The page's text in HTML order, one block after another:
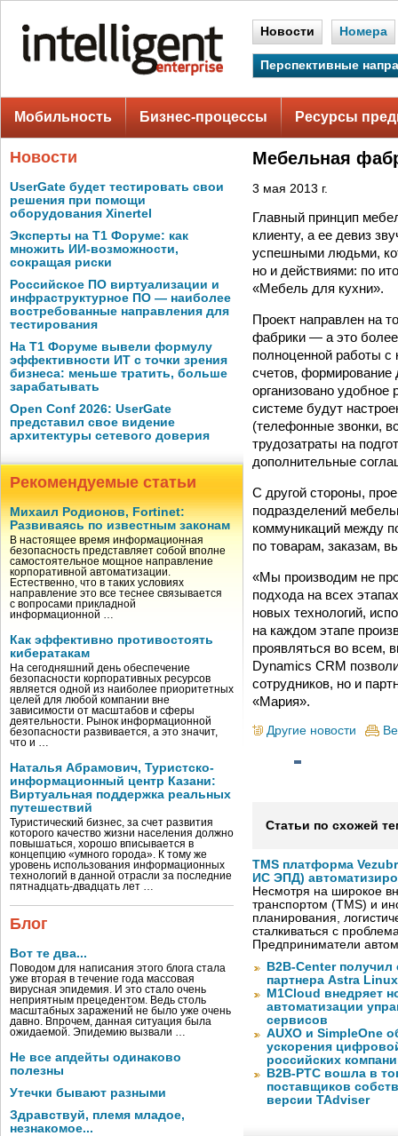
Новости Номера
Перспективные
Мобильность Бизнес-процессы Ресурсы
Новости
UserGate будет тестировать свои
решения при помощи
оборудования Xinertel
Эксперты на Т1 Форуме: как
множить ИИ-возможности,
сокращая риски
Российское ПО виртуализации и
инфраструктурное ПО — наиболее
востребованные направления для
тестирования
На Т1 Форуме вывели формулу
эффективности ИТ с точки зрения
бизнеса: меньше тратить, больше
зарабатывать
Open Conf 2026: UserGate
представил свое видение
архитектуры сетевого доверия
Рекомендуемые статьи
Михаил Родионов, Fortinet:
Развиваясь по известным законам
В настоящее время информационная
безопасность представляет собой вполне
самостоятельное мощное направление
корпоративной автоматизации.
Естественно, что в таких условиях
направление это все теснее связывается
с вопросами прикладной
информационной …
Как эффективно противостоять
кибератакам
На сегодняшний день обеспечение
безопасности корпоративных ресурсов
является одной из наиболее приоритетных
целей для любой компании вне
зависимости от масштабов и сферы
деятельности. Рынок информационной
безопасности развивается, а это значит,
что и …
Наталья Абрамович, Туристско-
информационный центр Казани:
Виртуальная поддержка реальных
путешествий
Туристический бизнес, за счет развития
которого качество жизни населения должно
повышаться, хорошо вписывается в
концепцию «умного города». К тому же
уровень использования информационных
технологий в данной отрасли за последние
пятнадцать-двадцать лет …
Блог
Вот те два...
Поводом для написания этого блога стала
уже вторая в течение года массовая
вирусная эпидемия. И это стало очень
неприятным прецедентом. Ведь столь
масштабных заражений не было уже очень
давно. Впрочем, данная ситуация была
ожидаемой. Эпидемию вызвали …
Не все апдейты одинаково
полезны
Утечки бывают разными
Здравствуй, племя младое,
незнакомое...
Мебельная
3 мая 2013 г.
Главный принцип
клиенту, а ее девиз
успешными людьми,
но и действиями: по
«Мебель для кухни».
Проект направлен на
фабрики — а это более
полноценной работы с
счетов,
организовано
системе будут
(телефонные звонки,
трудозатраты на
дополнительные
С другой стороны,
подразделений
коммуникаций между
по товарам, заказам,
«Мы производим не
подхода на всех
новых технологий,
на каждом этапе
проявляться во всем,
Dynamics CRM
сотрудников, но и
«Мария».
Другие новости
Статьи по схожей
TMS платформа
ИС ЭПД)
Несмотря на широкое
транспортом (TMS) и
планирования,
сталкиваться с
Предприниматели
B2B-Center получил
партнера Astra Linux
M1Cloud внедряет
автоматизации
сервисов
AUXO и SimpleOne
ускорения
российских
B2B-РТС вошла в
поставщиков
версии TAdviser